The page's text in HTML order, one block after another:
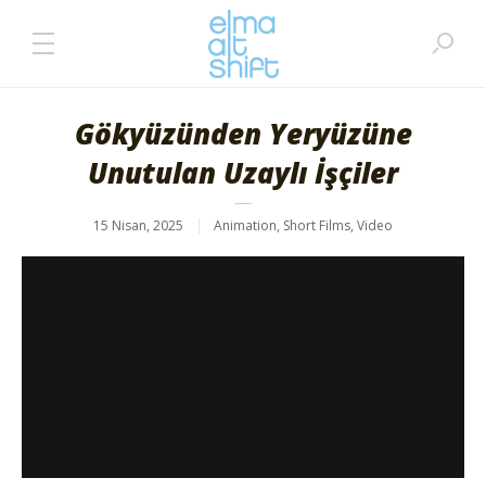
Gökyüzünden Yeryüzüne
Unutulan Uzaylı İşçiler
15 Nisan, 2025 Animation, Short Films, Video